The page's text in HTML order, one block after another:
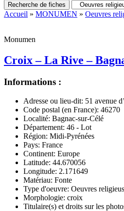
Recherche de fiches
Accueil » MONUMEN » Oeuvres
Monumen
Croix – La Rive –
Informations :
Adresse ou lieu-dit: 51 avenue
Code postal (en France): 46270
Localité: Bagnac-sur-Célé
Département: 46 - Lot
Région: Midi-Pyrénées
Pays: France
Continent: Europe
Latitude: 44.670056
Longitude: 2.171649
Matériau: Fonte
Type d'oeuvre: Oeuvres
Morphologie: croix
Titulaire(s) et droits sur les